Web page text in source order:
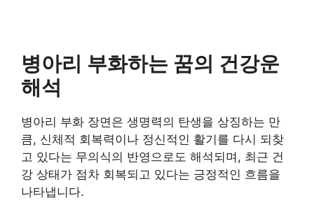
병아리 부화하는 꿈의 건강운
해석
병아리 부화 장면은 생명력의 탄생을 상징하는 만
큼, 신체적 회복력이나 정신적인 활기를 다시 되찾
고 있다는 무의식의 반영으로도 해석되며, 최근 건
강 상태가 점차 회복되고 있다는 긍정적인 흐름을
나타냅니다.